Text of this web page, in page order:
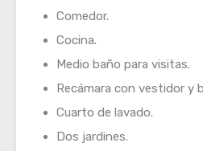
Comedor.
Cocina.
Medio baño para visitas.
Recámara con vestidor y
Cuarto de lavado.
Dos jardines.